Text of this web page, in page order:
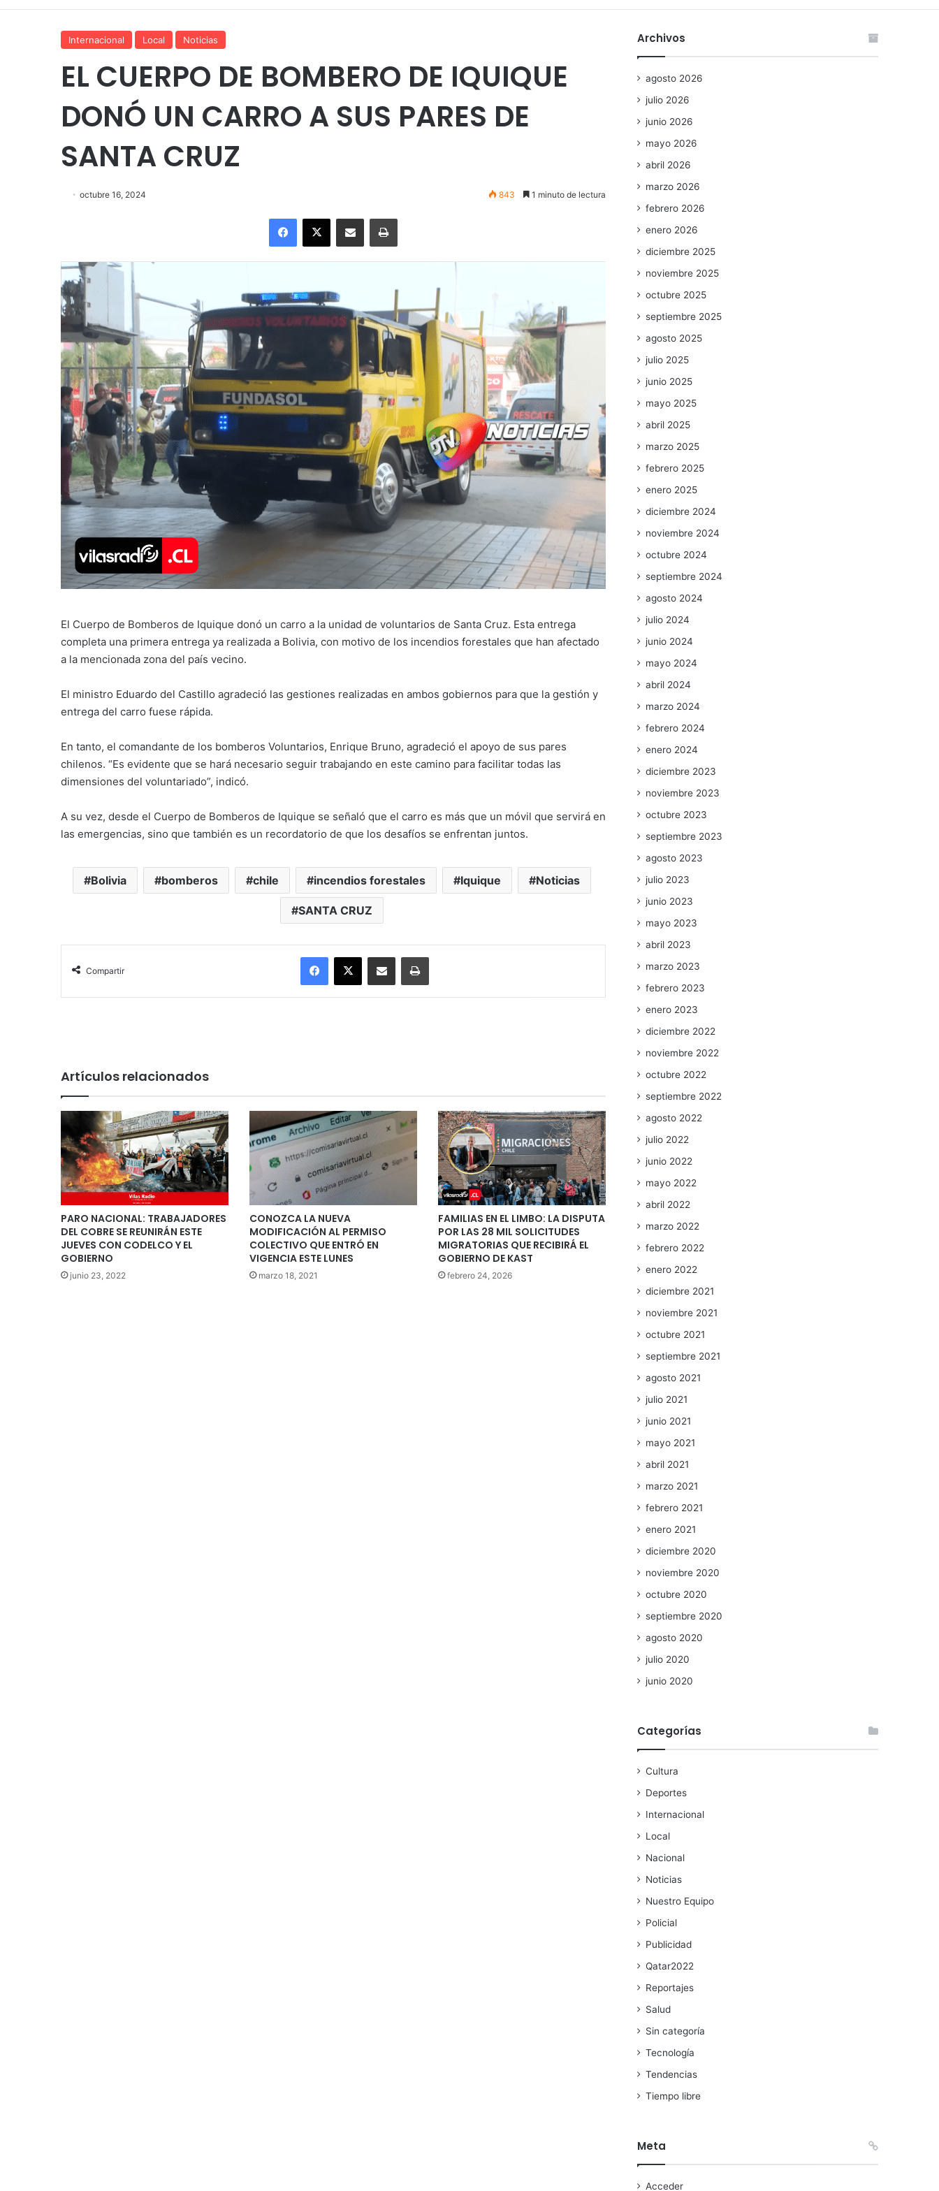
Internacional Local Noticias
EL CUERPO DE BOMBERO DE IQUIQUE
DONÓ UN CARRO A SUS PARES DE
SANTA CRUZ
octubre 16, 2024 843 1 minuto de lectura
Facebook
X Enviar vía email Imprimir
El Cuerpo de Bomberos de Iquique donó un carro a la unidad de voluntarios de Santa Cruz. Esta entrega
completa una primera entrega ya realizada a Bolivia, con motivo de los incendios forestales que han afectado
a la mencionada zona del país vecino.
El ministro Eduardo del Castillo agradeció las gestiones realizadas en ambos gobiernos para que la gestión y
entrega del carro fuese rápida.
En tanto, el comandante de los bomberos Voluntarios, Enrique Bruno, agradeció el apoyo de sus pares
chilenos. “Es evidente que se hará necesario seguir trabajando en este camino para facilitar todas las
dimensiones del voluntariado”, indicó.
A su vez, desde el Cuerpo de Bomberos de Iquique se señaló que el carro es más que un móvil que servirá en
las emergencias, sino que también es un recordatorio de que los desafíos se enfrentan juntos.
Bolivia bomberos chile incendios forestales Iquique Noticias
SANTA CRUZ
Compartir
Facebook
X Enviar vía email Imprimir
Artículos relacionados
PARO NACIONAL: TRABAJADORES
DEL COBRE SE REUNIRÁN ESTE
JUEVES CON CODELCO Y EL
GOBIERNO
junio 23, 2022
CONOZCA LA NUEVA
MODIFICACIÓN AL PERMISO
COLECTIVO QUE ENTRÓ EN
VIGENCIA ESTE LUNES
marzo 18, 2021
FAMILIAS EN EL LIMBO: LA DISPUTA
POR LAS 28 MIL SOLICITUDES
MIGRATORIAS QUE RECIBIRÁ EL
GOBIERNO DE KAST
febrero 24, 2026
Archivos
agosto 2026
julio 2026
junio 2026
mayo 2026
abril 2026
marzo 2026
febrero 2026
enero 2026
diciembre 2025
noviembre 2025
octubre 2025
septiembre 2025
agosto 2025
julio 2025
junio 2025
mayo 2025
abril 2025
marzo 2025
febrero 2025
enero 2025
diciembre 2024
noviembre 2024
octubre 2024
septiembre 2024
agosto 2024
julio 2024
junio 2024
mayo 2024
abril 2024
marzo 2024
febrero 2024
enero 2024
diciembre 2023
noviembre 2023
octubre 2023
septiembre 2023
agosto 2023
julio 2023
junio 2023
mayo 2023
abril 2023
marzo 2023
febrero 2023
enero 2023
diciembre 2022
noviembre 2022
octubre 2022
septiembre 2022
agosto 2022
julio 2022
junio 2022
mayo 2022
abril 2022
marzo 2022
febrero 2022
enero 2022
diciembre 2021
noviembre 2021
octubre 2021
septiembre 2021
agosto 2021
julio 2021
junio 2021
mayo 2021
abril 2021
marzo 2021
febrero 2021
enero 2021
diciembre 2020
noviembre 2020
octubre 2020
septiembre 2020
agosto 2020
julio 2020
junio 2020
Categorías
Cultura
Deportes
Internacional
Local
Nacional
Noticias
Nuestro Equipo
Policial
Publicidad
Qatar2022
Reportajes
Salud
Sin categoría
Tecnología
Tendencias
Tiempo libre
Meta
Acceder